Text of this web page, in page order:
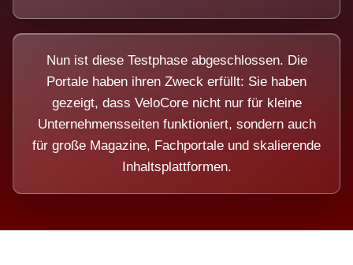
Nun ist diese Testphase abgeschlossen. Die
Portale haben ihren Zweck erfüllt: Sie haben
gezeigt, dass VeloCore nicht nur für kleine
Unternehmensseiten funktioniert, sondern auch
für große Magazine, Fachportale und skalierende
Inhaltsplattformen.